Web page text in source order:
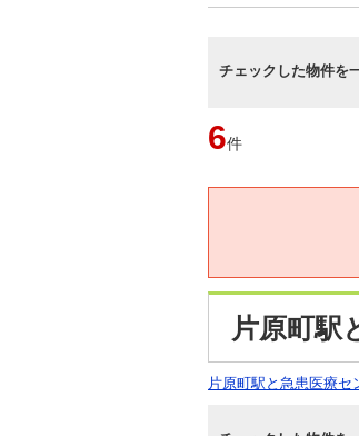
チェックした物件を
6件
片原町駅
片原町駅と急患医療セ